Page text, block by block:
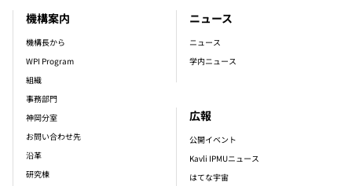
footer_main_menu
機構案内
機構長から
WPI Program
組織
事務部門
神岡分室
お問い合わせ先
沿革
研究棟
ニュース
ニュース
学内ニュース
広報
公開イベント
Kavli IPMUニュース
はてな宇宙